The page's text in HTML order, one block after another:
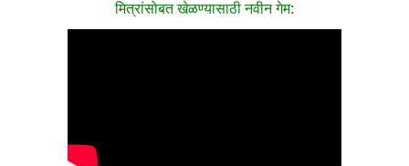
मित्रांसोबत खेळण्यासाठी नवीन गेम: